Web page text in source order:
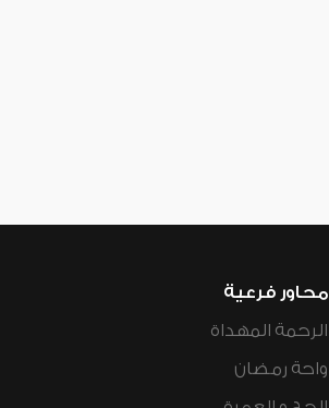
محاور فرعية
الرحمة المهداة
واحة رمضان